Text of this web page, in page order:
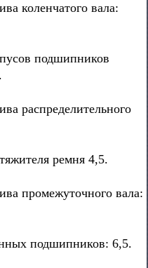
коленчатого вала:
подшипников
распределительного
ремня 4,5.
промежуточного вала:
подшипников: 6,5.